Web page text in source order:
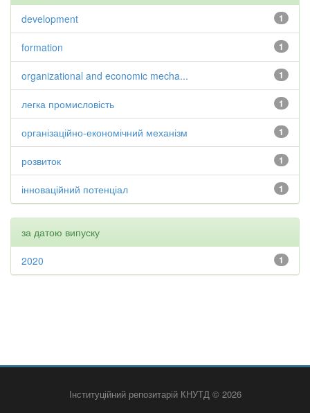
1
development
1
formation
1
organizational and economic mecha...
1
легка промисловість
1
організаційно-економічний механізм
1
розвиток
1
інноваційний потенціал
за датою випуску
1
2020
Інституційний репозитарій КНУТД © 2026